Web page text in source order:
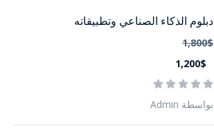
دبلوم الذكاء الصناعي وتطبيقاته
1,800$
1,200$
بواسطة Admin